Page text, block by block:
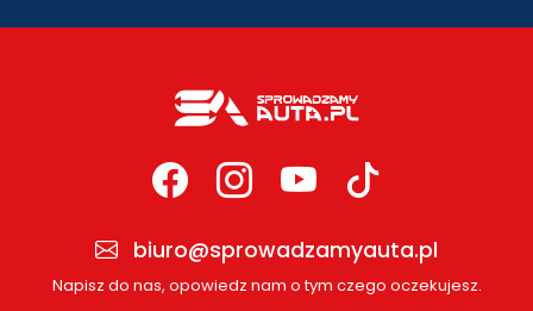
biuro@sprowadzamyauta.pl
Napisz do nas, opowiedz nam o tym czego oczekujesz.